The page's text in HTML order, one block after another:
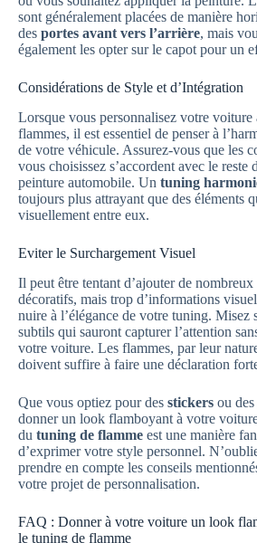
sont généralement placées de manière
des portes avant vers l’arrière, mais
également les opter sur le capot pour un
Considérations de Style et d’Intégration
Lorsque vous personnalisez votre voiture
flammes, il est essentiel de penser à
de votre véhicule. Assurez-vous que les
vous choisissez s’accordent avec le reste
peinture automobile. Un tuning
toujours plus attrayant que des éléments
visuellement entre eux.
Eviter le Surchargement Visuel
Il peut être tentant d’ajouter de nombreux
décoratifs, mais trop d’informations
nuire à l’élégance de votre tuning. Misez
subtils qui sauront capturer l’attention
votre voiture. Les flammes, par leur
doivent suffire à faire une déclaration
Que vous optiez pour des stickers ou des
donner un look flamboyant à votre
du tuning de flamme est une manière
d’exprimer votre style personnel.
prendre en compte les conseils
votre projet de personnalisation.
FAQ : Donner à votre voiture un look
le tuning de flamme